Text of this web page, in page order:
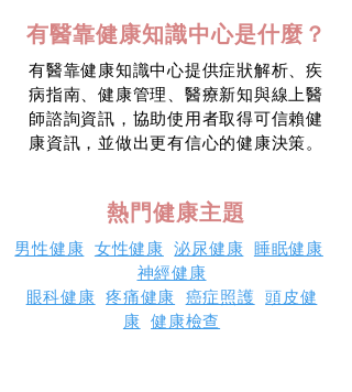
有醫靠健康知識中心是什麼？
有醫靠健康知識中心提供症狀解析、疾
病指南、健康管理、醫療新知與線上醫
師諮詢資訊，協助使用者取得可信賴健
康資訊，並做出更有信心的健康決策。
熱門健康主題
男性健康 女性健康 泌尿健康 睡眠健康
神經健康
眼科健康 疼痛健康 癌症照護 頭皮健
康 健康檢查